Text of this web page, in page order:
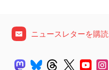
ニュースレターを購読